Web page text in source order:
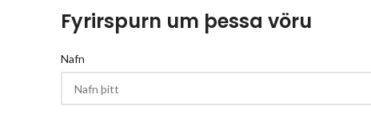
Fyrirspurn um þessa vöru
Nafn